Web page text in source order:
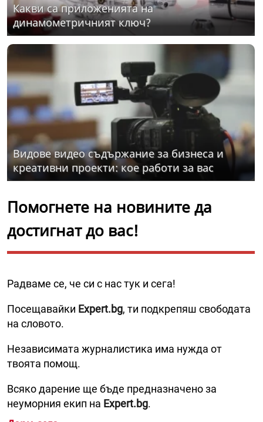
Какви са приложенията на
динамометричният ключ?
Видове видео съдържание за бизнеса и
креативни проекти: кое работи за вас
Помогнете на новините да
достигнат до вас!
Радваме се, че си с нас тук и сега!
Посещавайки Expert.bg, ти подкрепяш свободата
на словото.
Независимата журналистика има нужда от
твоята помощ.
Всяко дарение ще бъде предназначено за
неуморния екип на Expert.bg.